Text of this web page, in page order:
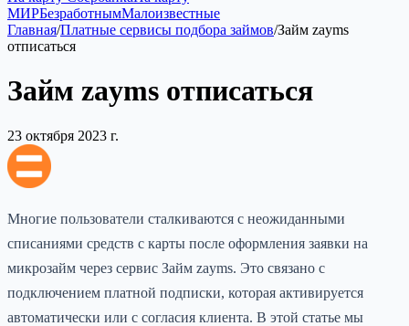
МИРБезработнымМалоизвестные
Главная/Платные сервисы подбора займов/Займ zayms
отписаться
Займ zayms отписаться
23 октября 2023 г.
Многие пользователи сталкиваются с неожиданными
списаниями средств с карты после оформления заявки на
микрозайм через сервис Займ zayms. Это связано с
подключением платной подписки, которая активируется
автоматически или с согласия клиента. В этой статье мы